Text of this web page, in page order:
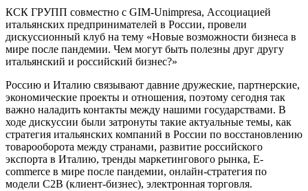
КСК ГРУПП совместно с GIM-Unimpresa, Ассоциацией
итальянских предпринимателей в России, провели
дискуссионный клуб на тему «Новые возможности бизнеса в
мире после пандемии. Чем могут быть полезны друг другу
итальянский и российский бизнес?»
Россию и Италию связывают давние дружеские, партнерские,
экономические проекты и отношения, поэтому сегодня так
важно наладить контакты между нашими государствами. В
ходе дискуссии были затронуты такие актуальные темы, как
стратегия итальянских компаний в России по восстановлению
товарооборота между странами, развитие российского
экспорта в Италию, тренды маркетингового рынка, E-
commerce в мире после пандемии, онлайн-стратегия по
модели C2B (клиент-бизнес), электронная торговля.